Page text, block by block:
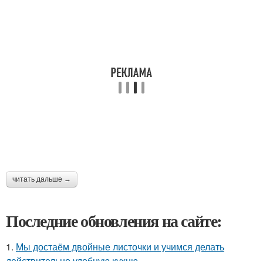
читать дальше →
Последние обновления на сайте:
1. Мы достаём двойные листочки и учимся делать